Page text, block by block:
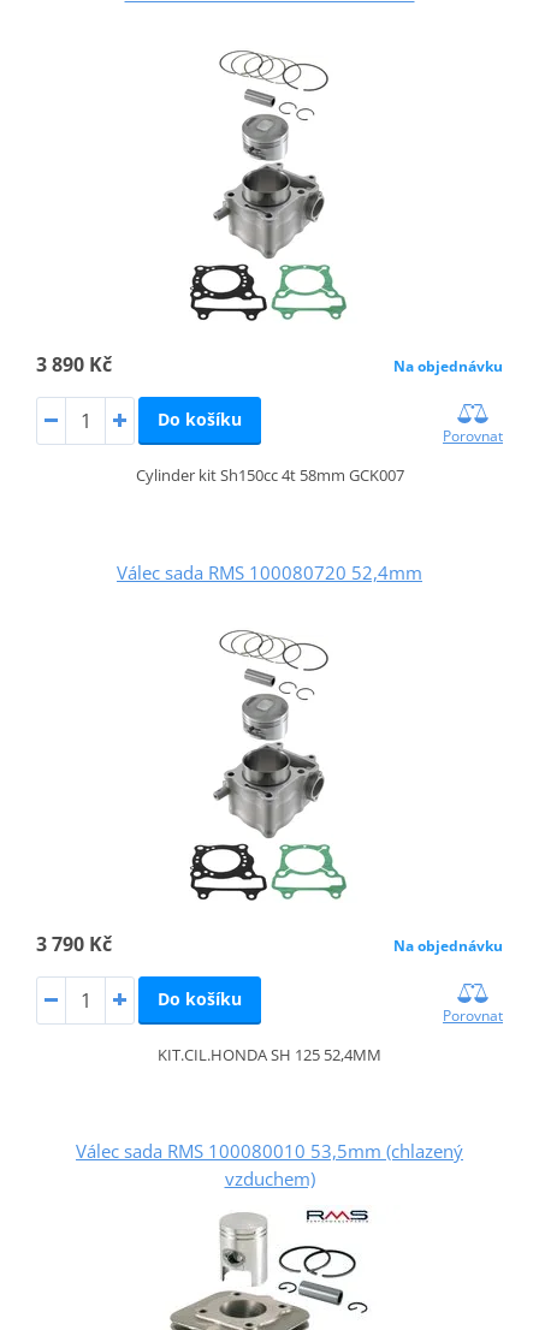
3 890 Kč Na objednávku
Do košíku
Porovnat
Cylinder kit Sh150cc 4t 58mm GCK007
Válec sada RMS 100080720 52,4mm
3 790 Kč Na objednávku
Do košíku
Porovnat
KIT.CIL.HONDA SH 125 52,4MM
Válec sada RMS 100080010 53,5mm (chlazený
vzduchem)